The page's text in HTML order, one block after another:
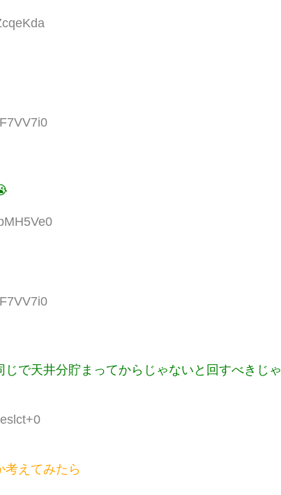
で天井分貯まってからじゃないと回すべきじゃ
考えてみたら